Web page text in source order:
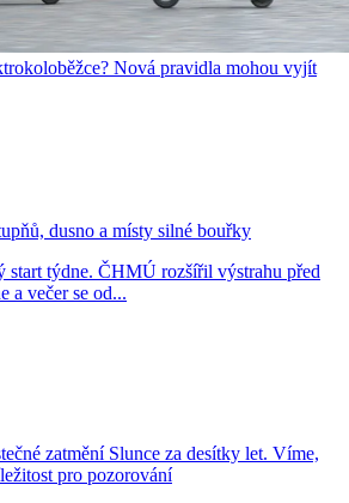
Nová pravidla mohou vyjít
dusno a místy silné bouřky
start týdne. ČHMÚ rozšířil výstrahu před
a večer se od...
zatmění Slunce za desítky let. Víme,
pro pozorování